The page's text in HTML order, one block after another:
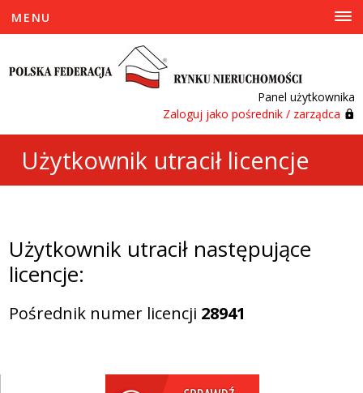
Panel użytkownika
Zaloguj jako pośrednik / zarządca
MENU
Użytkownik utracił licencje
Użytkownik utracił następujące
licencje:
Pośrednik numer licencji 28941